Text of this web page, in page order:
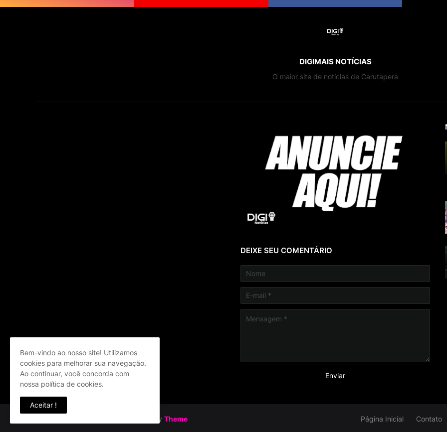
DIGIMAIS NOTÍCIAS
O maior site de notícias de Carutapera
DEIXE SEU COMENTÁRIO
| Distributed by Theme Página Inicial Contato
Bem-vindo ao nosso site! Utilizamos
cookies para melhorar sua navegação.
Ao continuar, você concorda com
nossa política de cookies.
Aceitar !